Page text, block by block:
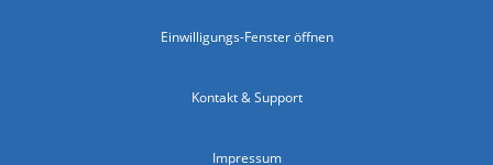
Einwilligungs-Fenster öffnen
Kontakt & Support
Impressum